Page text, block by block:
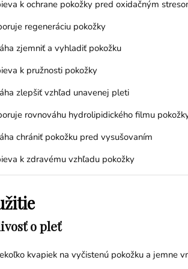
k ochrane pokožky pred oxidačným
regeneráciu pokožky
zjemniť a vyhladiť pokožku
k pružnosti pokožky
zlepšiť vzhľad unavenej pleti
rovnováhu hydrolipidického filmu
chrániť pokožku pred vysušovaním
k zdravému vzhľadu pokožky
o pleť
kvapiek na vyčistenú pokožku a jemne